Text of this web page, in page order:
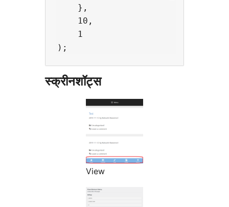
    },
    10,
    1
स्क्रीनशॉट्स
View